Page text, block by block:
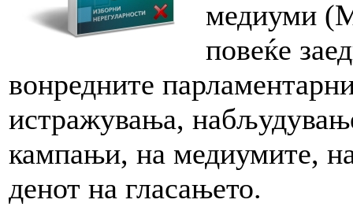
медиуми
повеќе
вонредните
истражувања,
кампањи, на медиумите,
денот на гласањето.